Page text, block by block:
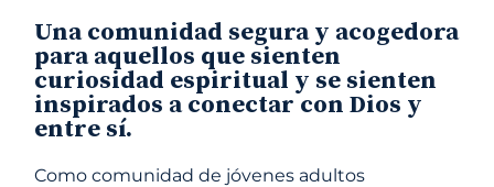
Una comunidad segura y acogedora
para aquellos que sienten
curiosidad espiritual y se sienten
inspirados a conectar con Dios y
entre sí.
Como comunidad de jóvenes adultos